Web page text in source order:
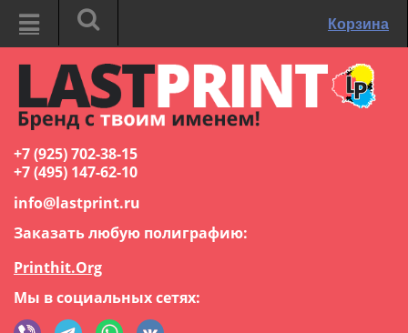
Корзина
+7 (925) 702-38-15
+7 (495) 147-62-10
info@lastprint.ru
Заказать любую полиграфию:
Printhit.Org
Мы в социальных сетях: